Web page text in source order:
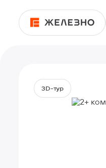
3D-тур